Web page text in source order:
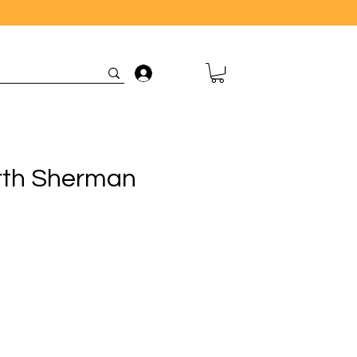
Connexion
Sherman